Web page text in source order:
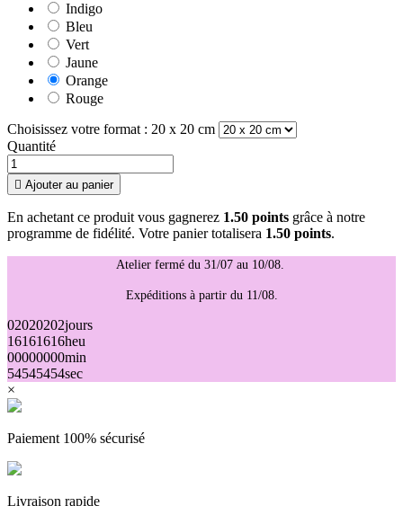
Indigo
Bleu
Vert
Jaune
Orange
Rouge
Choisissez votre format : 20 x 20 cm
Quantité
 Ajouter au panier
En achetant ce produit vous gagnerez 1.50 points grâce à notre
programme de fidélité. Votre panier totalisera 1.50 points.
Atelier fermé du 31/07 au 10/08.
Expéditions à partir du 11/08.
02020202jours
16161616heu
00000000min
54545454sec
×
Paiement 100% sécurisé
Livraison rapide